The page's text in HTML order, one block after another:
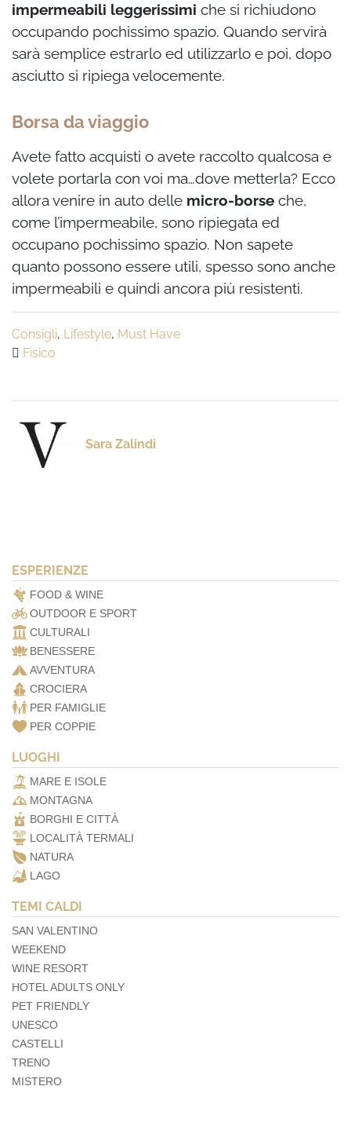
impermeabili leggerissimi che si richiudono
occupando pochissimo spazio. Quando servirà
sarà semplice estrarlo ed utilizzarlo e poi, dopo
asciutto si ripiega velocemente.
Borsa da viaggio
Avete fatto acquisti o avete raccolto qualcosa e
volete portarla con voi ma…dove metterla? Ecco
allora venire in auto delle micro-borse che,
come l’impermeabile, sono ripiegata ed
occupano pochissimo spazio. Non sapete
quanto possono essere utili, spesso sono anche
impermeabili e quindi ancora più resistenti.
Consigli, Lifestyle, Must Have
Fisico
Sara Zalindi
ESPERIENZE
FOOD & WINE
OUTDOOR E SPORT
CULTURALI
BENESSERE
AVVENTURA
CROCIERA
PER FAMIGLIE
PER COPPIE
LUOGHI
MARE E ISOLE
MONTAGNA
BORGHI E CITTÀ
LOCALITÀ TERMALI
NATURA
LAGO
TEMI CALDI
SAN VALENTINO
WEEKEND
WINE RESORT
HOTEL ADULTS ONLY
PET FRIENDLY
UNESCO
CASTELLI
TRENO
MISTERO